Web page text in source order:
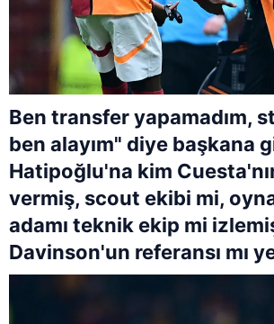
Ben transfer yapamadım,
ben alayım" diye başkana
Hatipoğlu'na kim
vermiş, scout ekibi mi,
adamı teknik ekip mi
Davinson'un referansı mı